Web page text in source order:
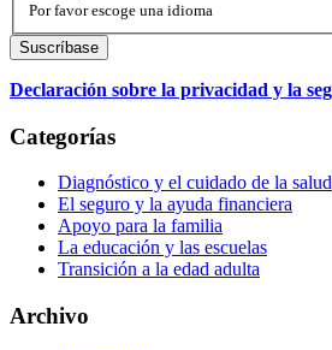
Por favor escoge una idioma
Declaración sobre la privacidad y la
Categorías
Diagnóstico y el cuidado de la salud
El seguro y la ayuda financiera
Apoyo para la familia
La educación y las escuelas
Transición a la edad adulta
Archivo